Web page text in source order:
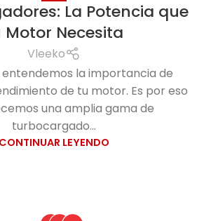
La Potencia que
Motor Necesita
Vleeko
entendemos la importancia de
de tu motor. Es por eso
una amplia gama de
turbocargado...
CONTINUAR LEYENDO